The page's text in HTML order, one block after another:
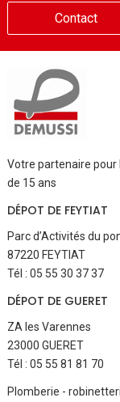
Contact
Votre partenaire pour
de 15 ans
DÉPOT DE FEYTIAT
Parc d’Activités du
87220 FEYTIAT
Tél : 05 55 30 37 37
DÉPOT DE GUERET
ZA les Varennes
23000 GUERET
Tél : 05 55 81 81 70
Aller
Plomberie -